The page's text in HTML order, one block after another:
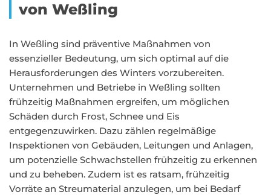
von Weßling
In Weßling sind präventive Maßnahmen von
essenzieller Bedeutung, um sich optimal auf die
Herausforderungen des Winters vorzubereiten.
Unternehmen und Betriebe in Weßling sollten
frühzeitig Maßnahmen ergreifen, um möglichen
Schäden durch Frost, Schnee und Eis
entgegenzuwirken. Dazu zählen regelmäßige
Inspektionen von Gebäuden, Leitungen und Anlagen,
um potenzielle Schwachstellen frühzeitig zu erkennen
und zu beheben. Zudem ist es ratsam, frühzeitig
Vorräte an Streumaterial anzulegen, um bei Bedarf